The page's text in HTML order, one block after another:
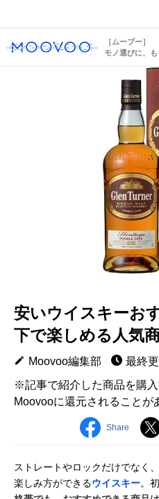
［ムーブー］
モノ選びに、も
安いウイスキーお
下で楽しめる人気
Moovoo編集部
最終
※記事で紹介した商品を購
Moovooに還元されることが
Share
ストレートやロックだけでなく
楽しみ方ができるウイスキー。